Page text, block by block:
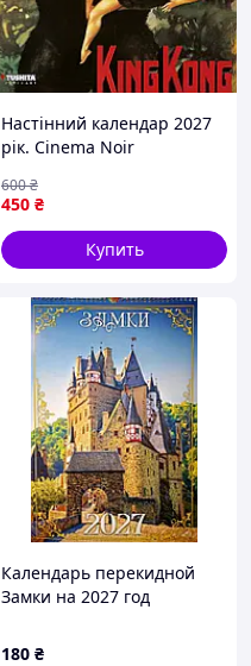
Настінний календар 2027
рік. Cinema Noir
450 ₴
600₴
Купить
Календарь перекидной
Замки на 2027 год
180 ₴